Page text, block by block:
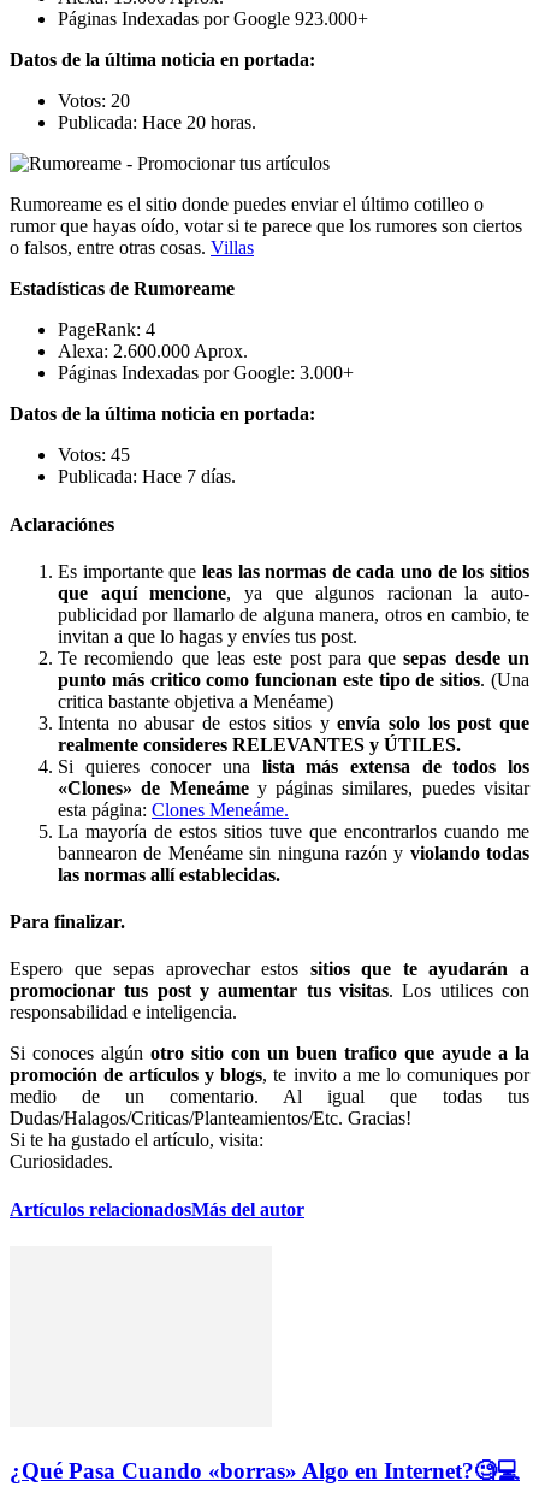
Páginas Indexadas por Google 923.000+
Datos de la última noticia en portada:
Votos: 20
Publicada: Hace 20 horas.
Rumoreame es el sitio donde puedes enviar el último cotilleo o
rumor que hayas oído, votar si te parece que los rumores son ciertos
o falsos, entre otras cosas. Villas
Estadísticas de Rumoreame
PageRank: 4
Alexa: 2.600.000 Aprox.
Páginas Indexadas por Google: 3.000+
Datos de la última noticia en portada:
Votos: 45
Publicada: Hace 7 días.
Aclaraciónes
Es importante que leas las normas de cada uno de los sitios
que aquí mencione, ya que algunos racionan la auto-
publicidad por llamarlo de alguna manera, otros en cambio, te
invitan a que lo hagas y envíes tus post.
Te recomiendo que leas este post para quesepas desde un
punto más critico como funcionan este tipo de sitios. (Una
critica bastante objetiva a Menéame)
Intenta no abusar de estos sitios yenvía solo los post que
realmente consideres RELEVANTES y ÚTILES.
Si quieres conocer una lista más extensa de todos los
«Clones» de Meneámey páginas similares, puedes visitar
esta página: Clones Meneáme.
La mayoría de estos sitios tuve que encontrarlos cuando me
bannearon de Menéame sin ninguna razón y violando todas
las normas allí establecidas.
Para finalizar.
Espero que sepas aprovechar estos sitios que te ayudarán a
promocionar tus post y aumentar tus visitas. Los utilices con
responsabilidad e inteligencia.
Si conoces algún otro sitio con un buen trafico que ayude a la
promoción de artículos y blogs, te invito a me lo comuniques por
medio de un comentario. Al igual que todas tus
Dudas/Halagos/Criticas/Planteamientos/Etc. Gracias!
Si te ha gustado el artículo, visita:
Curiosidades.
Artículos relacionadosMás del autor
¿Qué Pasa Cuando «borras» Algo en Internet?🧐💻